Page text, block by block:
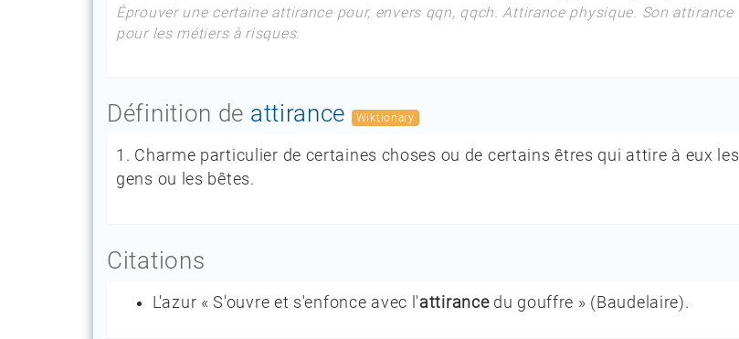
Éprouver une certaine attirance pour, envers qqn, qqch. Attirance physique. Son attirance
pour les métiers à risques.
Définition de attirance Wiktionary
1. Charme particulier de certaines choses ou de certains êtres qui attire à eux les
gens ou les bêtes.
Citations
L'azur « S'ouvre et s'enfonce avec l'attirancedu gouffre » (Baudelaire).